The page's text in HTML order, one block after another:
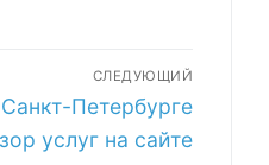
СЛЕДУЮЩИЙ
Петербурге
услуг на сайте